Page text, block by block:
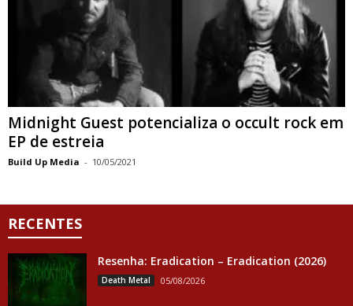
Midnight Guest potencializa o occult rock em
EP de estreia
Build Up Media - 10/05/2021
RECENTES
Resenha: Eradication – Eradication (2026)
Death Metal 05/08/2026